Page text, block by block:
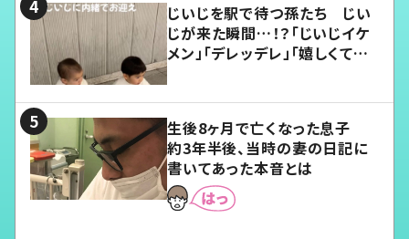
じいじを駅で待つ孫たち じい
じが来た瞬間…！？「じいじイケ
メン」「デレッデレ」「嬉しくて可
生後8ヶ月で亡くなった息子
約3年半後、当時の妻の日記に
書いてあった本音とは